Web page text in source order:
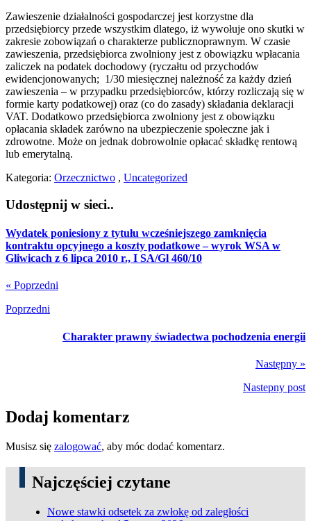
Zawieszenie działalności gospodarczej jest korzystne dla
przedsiębiorcy przede wszystkim dlatego, iż wywołuje ono skutki w
zakresie zobowiązań o charakterze publicznoprawnym. W czasie
zawieszenia, przedsiębiorca zwolniony jest z obowiązku wpłacania
zaliczek na podatek dochodowy (ryczałtu od przychodów
ewidencjonowanych; 1/30 miesięcznej należność za każdy dzień
zawieszenia – w przypadku przedsiębiorców, którzy rozliczają się w
formie karty podatkowej) oraz (co do zasady) składania deklaracji
VAT. Dodatkowo przedsiębiorca zwolniony jest z obowiązku
opłacania składek zarówno na ubezpieczenie społeczne jak i
zdrowotne. Może on jednak dobrowolnie opłacać składkę rentową
lub emerytalną.
Kategoria: Orzecznictwo , Uncategorized
Udostępnij w sieci..
Wydatek poniesiony z tytułu wcześniejszego zamknięcia
kontraktu opcyjnego a koszty podatkowe – wyrok WSA w
Gliwicach z 6 lipca 2010 r., I SA/Gl 460/10
« Poprzedni
Poprzedni
Charakter prawny świadectwa pochodzenia energii
Następny »
Nastepny post
Dodaj komentarz
Musisz się zalogować, aby móc dodać komentarz.
Najczęściej czytane
Nowe stawki odsetek za zwłokę od zaległości